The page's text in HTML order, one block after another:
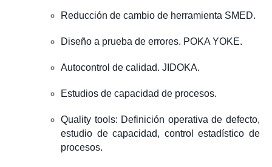
Reducción de cambio de herramienta SMED.
Diseño a prueba de errores. POKA YOKE.
Autocontrol de calidad. JIDOKA.
Estudios de capacidad de procesos.
Quality tools: Definición operativa de defecto,
estudio de capacidad, control estadístico de
procesos.